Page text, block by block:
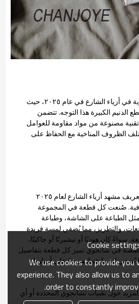
ستظل السترات حجر الزاوية في أزياء الشارع في عام ٢٠٢٥، حيث
الدنيم الكبيرة هذا التوجه. تتضمن
مصنوعة من مواد مقاومة للعوامل
الظروف المناخية مع الحفاظ على
في الختام، تُعيد شانجوي تعريف مشهد أزياء الشارع لعام ٢٠٢٥
صُنعت كل قطعة في المجموعة
الطباعة على الشاشة، وطباعة
والتطريز، مما يُضفي لمسة فريدة
سواءً كان هوديًا أو تيشيرتًا أو جاكيتًا،
في شانجوي تميز كل قطعة بتفاصيل
يُضفي لمسةً فنيةً مميزةً على أسلوبك
حول تقنيات تشانجوي المحددة أو أي
Cookie
We use cookies to provide
experience. They also allow us to
order to constantly